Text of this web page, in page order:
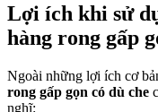
Lợi ích khi sử
hàng rong gấp
Ngoài những lợi ích cơ
rong gấp gọn có dù che
nghĩ: